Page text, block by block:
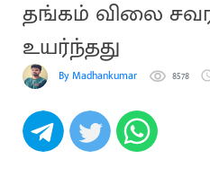
தங்கம் விலை
உயர்ந்தது
By Madhankumar 8578